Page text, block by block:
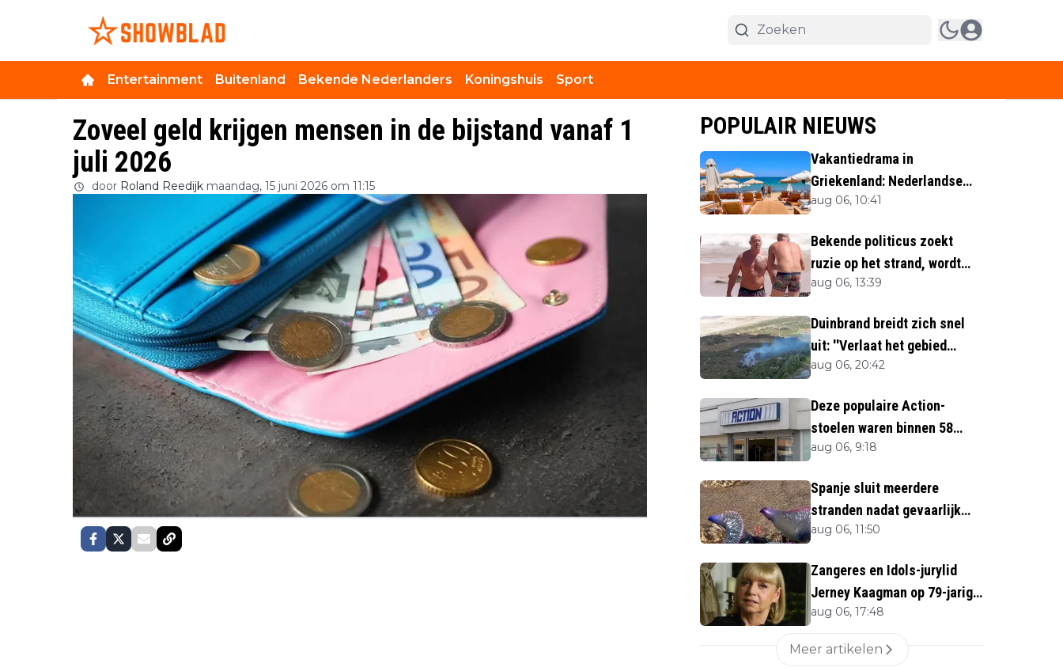
Entertainment Buitenland Bekende Nederlanders Koningshuis Sport
Zoveel geld krijgen mensen in de bijstand vanaf 1
juli 2026
door Roland Reedijk maandag, 15 juni 2026 om 11:15
POPULAIR NIEUWS
Vakantiedrama in
Griekenland: Nederlandse
(40) omgekomen
aug 06, 10:41
Bekende politicus zoekt
ruzie op het strand, wordt
neergemaaid
aug 06, 13:39
Duinbrand breidt zich snel
uit: ''Verlaat het gebied
direct''
aug 06, 20:42
Deze populaire Action-
stoelen waren binnen 58
minuten uitverkocht zijn
aug 06, 9:18
Spanje sluit meerdere
stranden nadat gevaarlijk
zeedier opduikt
aug 06, 11:50
Zangeres en Idols-jurylid
Jerney Kaagman op 79-jarige
leeftijd overleden
aug 06, 17:48
Meer artikelen